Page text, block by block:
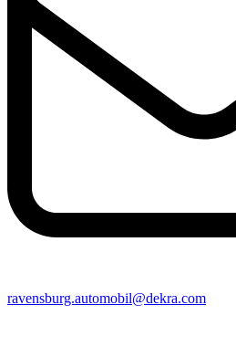
ravensburg​.automobil@​dekra.com